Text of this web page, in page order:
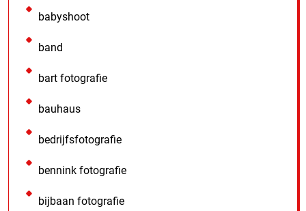
babyshoot
band
bart fotografie
bauhaus
bedrijfsfotografie
bennink fotografie
bijbaan fotografie